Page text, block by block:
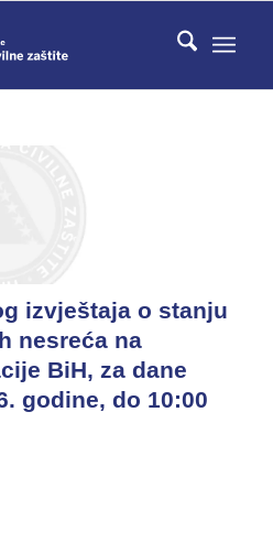
izvještaja o stanju
nesreća na
BiH, za dane
godine, do 10:00